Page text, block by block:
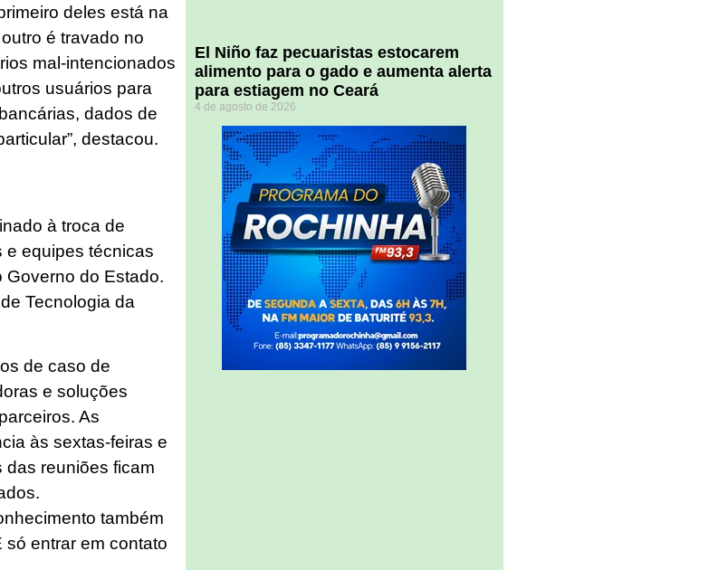
deles está na
é travado no
mal-intencionados
usuários para
dados de
destacou.
à troca de
e equipes técnicas
Governo do Estado.
Tecnologia da
de caso de
e soluções
As
às sextas-feiras e
das reuniões ficam
também
só entrar em contato
El Niño faz pecuaristas estocarem
alimento para o gado e aumenta alerta
para estiagem no Ceará
4 de agosto de 2026